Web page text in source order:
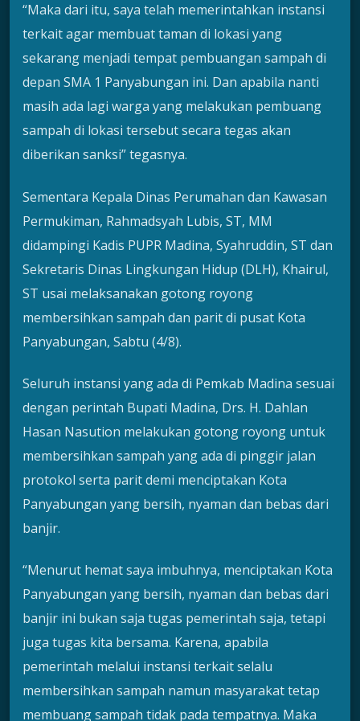
“Maka dari itu, saya telah memerintahkan instansi
terkait agar membuat taman di lokasi yang
sekarang menjadi tempat pembuangan sampah di
depan SMA 1 Panyabungan ini. Dan apabila nanti
masih ada lagi warga yang melakukan pembuang
sampah di lokasi tersebut secara tegas akan
diberikan sanksi” tegasnya.
Sementara Kepala Dinas Perumahan dan Kawasan
Permukiman, Rahmadsyah Lubis, ST, MM
didampingi Kadis PUPR Madina, Syahruddin, ST dan
Sekretaris Dinas Lingkungan Hidup (DLH), Khairul,
ST usai melaksanakan gotong royong
membersihkan sampah dan parit di pusat Kota
Panyabungan, Sabtu (4/8).
Seluruh instansi yang ada di Pemkab Madina sesuai
dengan perintah Bupati Madina, Drs. H. Dahlan
Hasan Nasution melakukan gotong royong untuk
membersihkan sampah yang ada di pinggir jalan
protokol serta parit demi menciptakan Kota
Panyabungan yang bersih, nyaman dan bebas dari
banjir.
“Menurut hemat saya imbuhnya, menciptakan Kota
Panyabungan yang bersih, nyaman dan bebas dari
banjir ini bukan saja tugas pemerintah saja, tetapi
juga tugas kita bersama. Karena, apabila
pemerintah melalui instansi terkait selalu
membersihkan sampah namun masyarakat tetap
membuang sampah tidak pada tempatnya. Maka